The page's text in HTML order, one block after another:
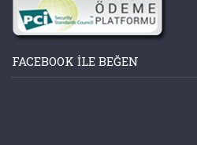
FACEBOOK ILE BEĞEN